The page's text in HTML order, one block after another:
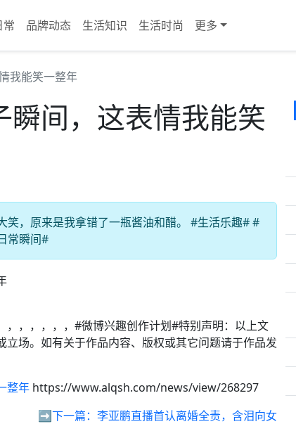
常 品牌动态 生活知识 生活时尚 更多
我能笑一整年
间，这表情我能笑
笑，原来是我拿错了一瓶酱油和醋。 #生活乐趣# #
常瞬间#
，，，，，#微博兴趣创作计划#特别声明：以上文
场。如有关于作品内容、版权或其它问题请于作品发
整年 https://www.alqsh.com/news/view/268297
➡️下一篇： 李亚鹏直播首认离婚全责，含泪向女